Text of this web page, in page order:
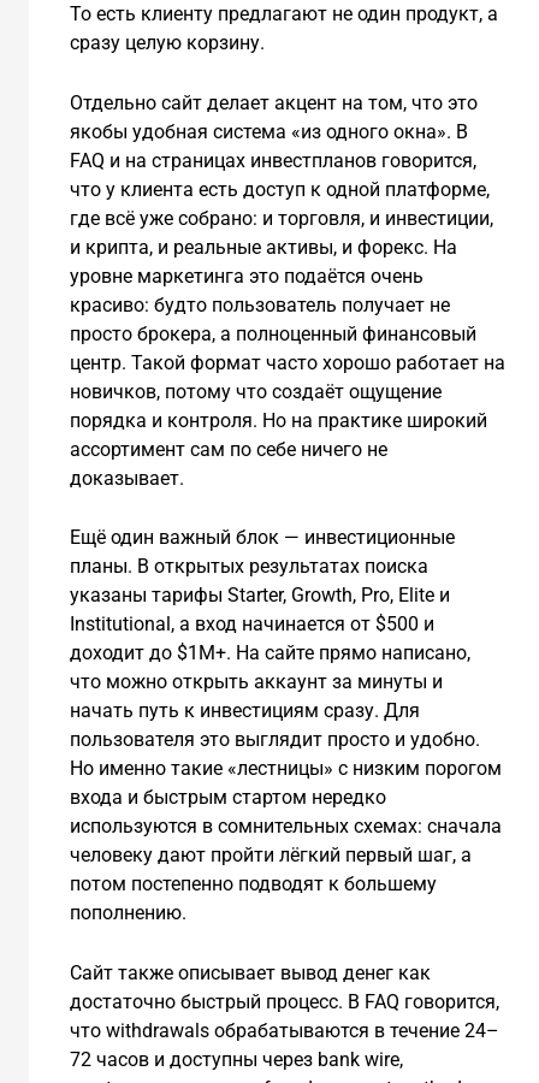
То есть клиенту предлагают не один продукт, а
сразу целую корзину.
Отдельно сайт делает акцент на том, что это
якобы удобная система «из одного окна». В
FAQ и на страницах инвестпланов говорится,
что у клиента есть доступ к одной платформе,
где всё уже собрано: и торговля, и инвестиции,
и крипта, и реальные активы, и форекс. На
уровне маркетинга это подаётся очень
красиво: будто пользователь получает не
просто брокера, а полноценный финансовый
центр. Такой формат часто хорошо работает на
новичков, потому что создаёт ощущение
порядка и контроля. Но на практике широкий
ассортимент сам по себе ничего не
доказывает.
Ещё один важный блок — инвестиционные
планы. В открытых результатах поиска
указаны тарифы Starter, Growth, Pro, Elite и
Institutional, а вход начинается от $500 и
доходит до $1M+. На сайте прямо написано,
что можно открыть аккаунт за минуты и
начать путь к инвестициям сразу. Для
пользователя это выглядит просто и удобно.
Но именно такие «лестницы» с низким порогом
входа и быстрым стартом нередко
используются в сомнительных схемах: сначала
человеку дают пройти лёгкий первый шаг, а
потом постепенно подводят к большему
пополнению.
Сайт также описывает вывод денег как
достаточно быстрый процесс. В FAQ говорится,
что withdrawals обрабатываются в течение 24–
72 часов и доступны через bank wire,